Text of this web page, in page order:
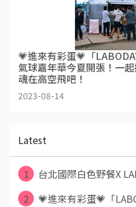
💗進來有彩蛋💗「
氣球嘉年華今夏開張！一
魂在高空飛吧！
2023-08-14
Latest
1
台北國際白色野餐X
2
💗進來有彩蛋💗「